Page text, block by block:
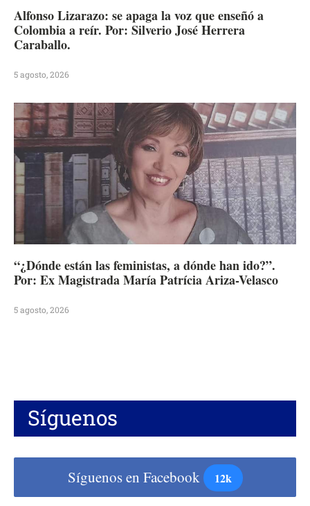
Alfonso Lizarazo: se apaga la voz que enseñó a
Colombia a reír. Por: Silverio José Herrera
Caraballo.
5 agosto, 2026
“¿Dónde están las feministas, a dónde han ido?”.
Por: Ex Magistrada María Patrícia Ariza-Velasco
5 agosto, 2026
Síguenos
Síguenos en Facebook 12k